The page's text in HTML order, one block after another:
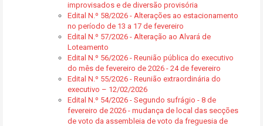
improvisados e de diversão provisória
Edital N.º 58/2026 - Alterações ao estacionamento
no período de 13 a 17 de fevereiro
Edital N.º 57/2026 - Alteração ao Alvará de
Loteamento
Edital N.º 56/2026 - Reunião pública do executivo
do mês de fevereiro de 2026 - 24 de fevereiro
Edital N.º 55/2026 - Reunião extraordinária do
executivo – 12/02/2026
Edital N.º 54/2026 - Segundo sufrágio - 8 de
fevereiro de 2026 - mudança de local das secções
de voto da assembleia de voto da freguesia de